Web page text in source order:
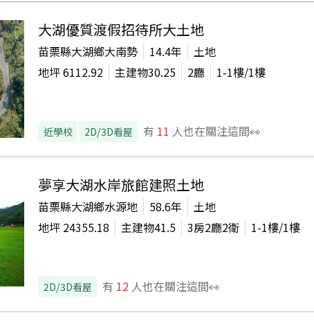
大湖優質渡假招待所大土地
苗栗縣大湖鄉大南勢 14.4年
土地
地坪6112.92 主建物30.25 2廳 1-1樓/1樓
近學校 2D/3D看屋 有 11 人也在關注這間👀
夢享大湖水岸旅館建照土地
苗栗縣大湖鄉水源地 58.6年
土地
地坪 24355.18 主建物41.5 3房2廳2衛 1-1樓/1樓
2D/3D看屋 有 12 人也在關注這間👀